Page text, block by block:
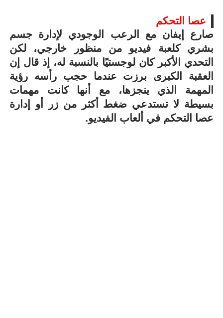
عصا التحكم
صارع إيفان مع الرعب الوجودي لإدارة جسم
بشري كلعبة فيديو من منظور خارجي، لكن
التحدي الأكبر كان لوجستيًا بالنسبة له، إذ قال إن
العقبة الكبرى برزت عندما حجب رأسه رؤية
المهمة الذي ينجزها، مع أنها كانت مهمات
بسيطة لا تستدعي ضغط أكثر من زر أو إدارة
عصا التحكم في ألعاب الفيديو.